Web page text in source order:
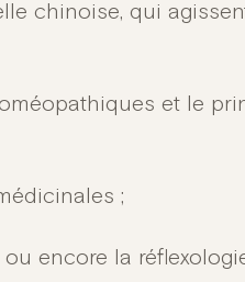
chinoise, qui
et le
;
encore la